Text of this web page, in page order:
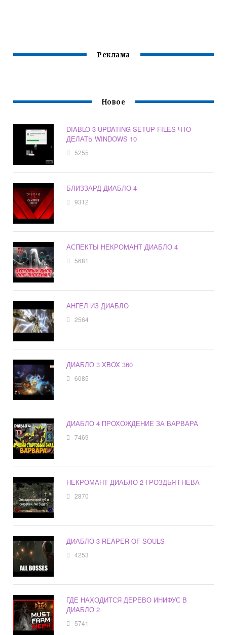
Реклама
Новое
DIABLO 3 UPDATING SETUP FILES ЧТО
ДЕЛАТЬ WINDOWS 10
5255
БЛИЗЗАРД ДИАБЛО 4
9312
АСПЕКТЫ НЕКРОМАНТ ДИАБЛО 4
5681
АНГЕЛ ИЗ ДИАБЛО
2564
ДИАБЛО 3 XBOX 360
6085
ДИАБЛО 4 ПРОХОЖДЕНИЕ ЗА ВАРВАРА
7469
НЕКРОМАНТ ДИАБЛО 2 ГРОЗДЬЯ ГНЕВА
2870
ДИАБЛО 3 REAPER OF SOULS
4253
ГДЕ НАХОДИТСЯ ДЕРЕВО ИНИФУС В
ДИАБЛО 2
5741